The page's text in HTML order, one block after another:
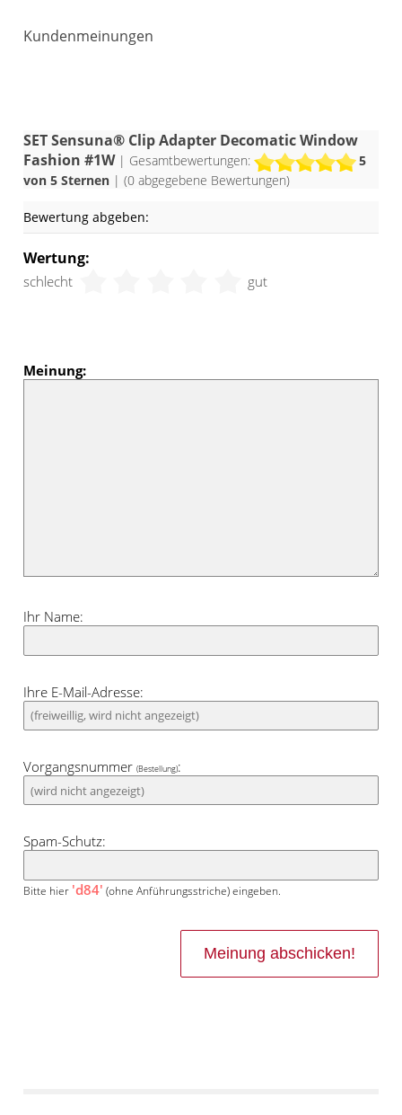
Kundenmeinungen
SET Sensuna® Clip Adapter Decomatic Window
Fashion #1W| Gesamtbewertungen:
5
von 5 Sternen | (0 abgegebene Bewertungen)
Bewertung abgeben:
Wertung:
schlecht gut
Meinung:
Ihr Name:
Ihre E-Mail-Adresse:
Vorgangsnummer(Bestellung):
Spam-Schutz:
Bitte hier 'd84' (ohne Anführungsstriche) eingeben.